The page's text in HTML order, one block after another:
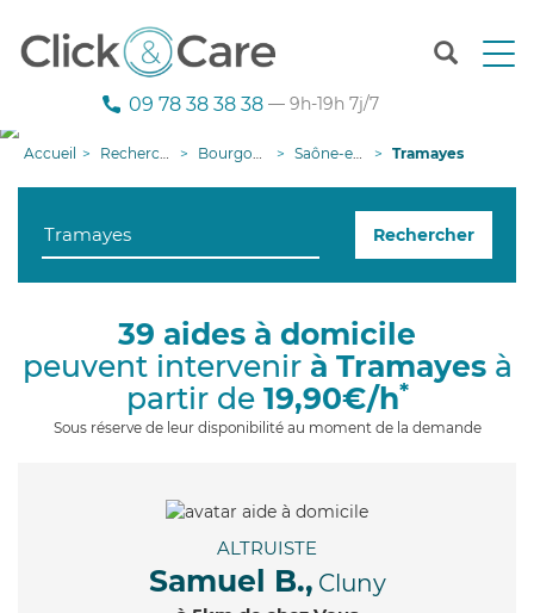
T
n
g
i
09 78 38 38 38 — 9h-19h 7j/7
Accueil Recherche aide à domicile Bourgogne-Franche-Comté Saône-et-Loire Tramayes
Rechercher
39 aides à domicile
peuvent intervenir à Tramayesà
partir de 19,90€/h*
Sous réserve de leur disponibilité au moment de la demande
ALTRUISTE
Samuel B., Cluny